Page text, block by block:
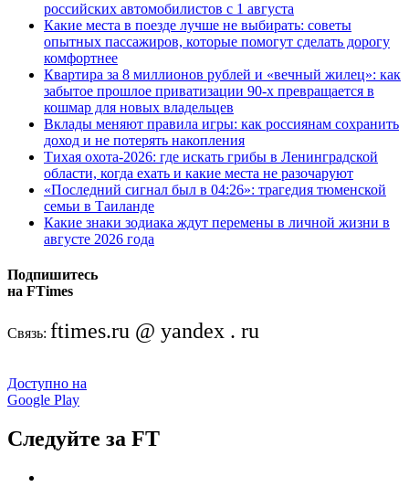
российских автомобилистов с 1 августа
Какие места в поезде лучше не выбирать: советы
опытных пассажиров, которые помогут сделать дорогу
комфортнее
Квартира за 8 миллионов рублей и «вечный жилец»: как
забытое прошлое приватизации 90-х превращается в
кошмар для новых владельцев
Вклады меняют правила игры: как россиянам сохранить
доход и не потерять накопления
Тихая охота-2026: где искать грибы в Ленинградской
области, когда ехать и какие места не разочаруют
«Последний сигнал был в 04:26»: трагедия тюменской
семьи в Таиланде
Какие знаки зодиака ждут перемены в личной жизни в
августе 2026 года
Подпишитесь
на FTimes
Связь: ftimes.ru @ yandex . ru
Доступно на
Google Play
Следуйте за FT